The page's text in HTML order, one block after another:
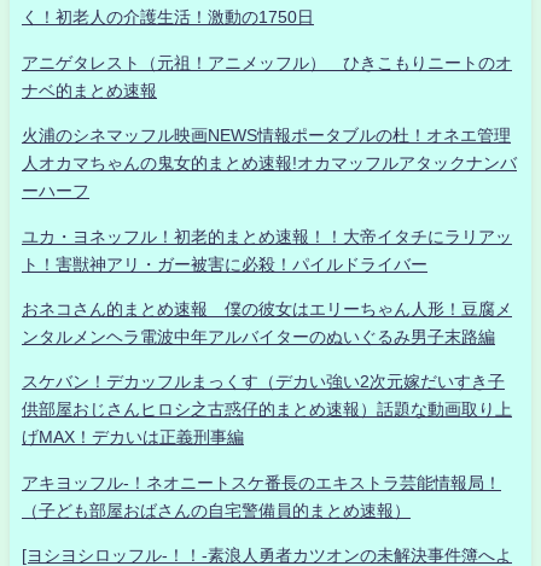
く！初老人の介護生活！激動の1750日
アニゲタレスト（元祖！アニメッフル） ひきこもりニートのオ
ナベ的まとめ速報
火浦のシネマッフル映画NEWS情報ポータブルの杜！オネエ管理
人オカマちゃんの鬼女的まとめ速報!オカマッフルアタックナンバ
ーハーフ
ユカ・ヨネッフル！初老的まとめ速報！！大帝イタチにラリアッ
ト！害獣神アリ・ガー被害に必殺！パイルドライバー
おネコさん的まとめ速報 僕の彼女はエリーちゃん人形！豆腐メ
ンタルメンヘラ電波中年アルバイターのぬいぐるみ男子末路編
スケバン！デカッフルまっくす（デカい強い2次元嫁だいすき子
供部屋おじさんヒロシ之古惑仔的まとめ速報）話題な動画取り上
げMAX！デカいは正義刑事編
アキヨッフル-！ネオニートスケ番長のエキストラ芸能情報局！
（子ども部屋おばさんの自宅警備員的まとめ速報）
[ヨシヨシロッフル-！！-素浪人勇者カツオンの未解決事件簿へよ